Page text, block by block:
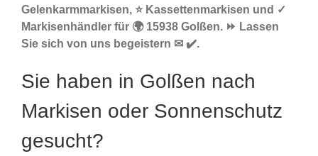
Gelenkarmmarkisen, ⭐ Kassettenmarkisen und ✓
Markisenhändler für 🌍 15938 Golßen. ⏩ Lassen
Sie sich von uns begeistern ✉ ✔️.
Sie haben in Golßen nach
Markisen oder Sonnenschutz
gesucht?